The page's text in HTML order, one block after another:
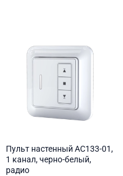
Пульт настенный AC133-01,
1 канал, черно-белый,
радио